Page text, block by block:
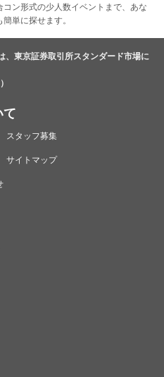
ン形式の少人数イベントまで、あな
単に探せます。
、東京証券取引所スタンダード市場に
スタッフ募集
サイトマップ